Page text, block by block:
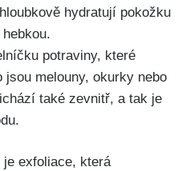
hydratují pokožku
potraviny, které
jsou melouny, okurky⁤ nebo
také ⁣zevnitř, a tak je
exfoliace, ‍která